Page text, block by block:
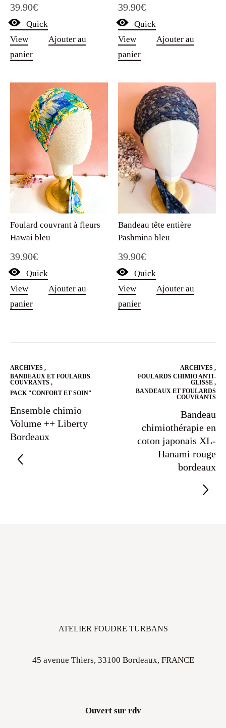
39.90€
Quick
View
Ajouter au
panier
39.90€
Quick
View
Ajouter au
panier
Foulard couvrant à fleurs
Hawai bleu
39.90€
Quick
View
Ajouter au
panier
Bandeau tête entière
Pashmina bleu
39.90€
Quick
View
Ajouter au
panier
ARCHIVES ,
BANDEAUX ET FOULARDS
COUVRANTS ,
PACK "CONFORT ET SOIN"
Ensemble chimio
Volume ++ Liberty
Bordeaux
ARCHIVES ,
FOULARDS CHIMIO ANTI-
GLISSE ,
BANDEAUX ET FOULARDS
COUVRANTS
Bandeau
chimiothérapie en
coton japonais XL-
Hanami rouge
bordeaux
ATELIER FOUDRE TURBANS
45 avenue Thiers, 33100 Bordeaux, FRANCE
Ouvert sur rdv